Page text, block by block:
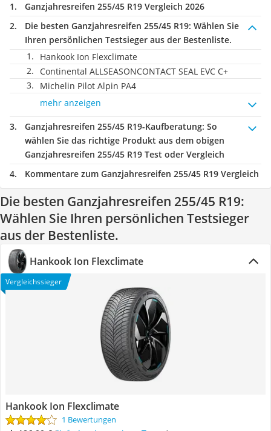
Ganzjahresreifen 255/45 R19 Vergleich 2026
Die besten Ganzjahresreifen 255/45 R19: Wählen Sie
Ihren persönlichen Testsieger aus der Bestenliste.
Hankook Ion Flexclimate
Continental ALLSEASONCONTACT SEAL EVC C+
Michelin Pilot Alpin PA4
mehr anzeigen
Ganzjahresreifen 255/45 R19-Kaufberatung: So
wählen Sie das richtige Produkt aus dem obigen
Ganzjahresreifen 255/45 R19 Test oder Vergleich
Kommentare zum Ganzjahresreifen 255/45 R19 Vergleich
Die besten Ganzjahresreifen 255/45 R19:
Wählen Sie Ihren persönlichen Testsieger
aus der Bestenliste.
Hankook Ion Flexclimate
Vergleichssieger
Hankook Ion Flexclimate
1 Bewertungen